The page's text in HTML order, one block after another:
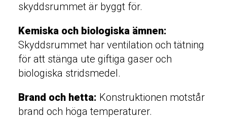
skyddsrummet är byggt för.
Kemiska och biologiska ämnen:
Skyddsrummet har ventilation och tätning
för att stänga ute giftiga gaser och
biologiska stridsmedel.
Brand och hetta: Konstruktionen motstår
brand och höga temperaturer.